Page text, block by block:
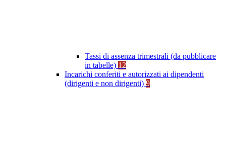
Tassi di assenza trimestrali (da pubblicare
in tabelle) 12
Incarichi conferiti e autorizzati ai dipendenti
(dirigenti e non dirigenti) 9